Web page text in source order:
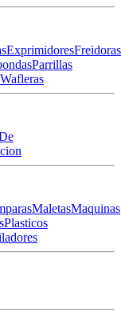
ExprimidoresFreidoras
Parrillas
Wafleras
MaletasMaquinas
Plasticos